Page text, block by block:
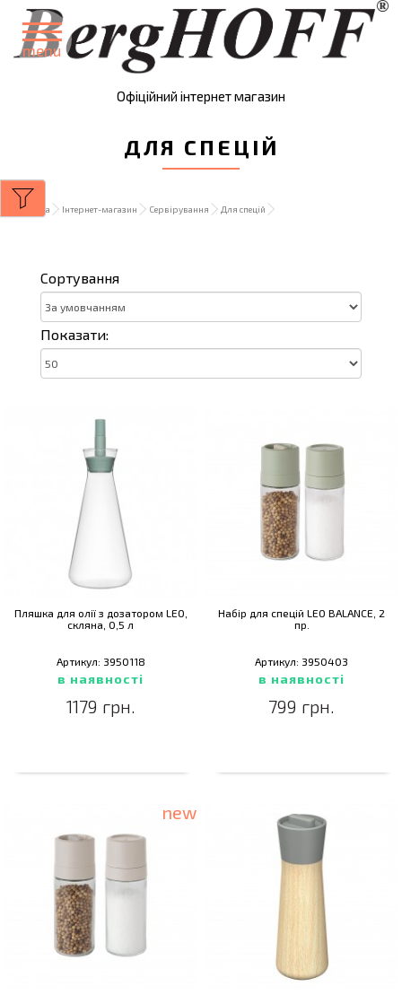
menu
Офіційний інтернет магазин
ДЛЯ СПЕЦІЙ
Головна Інтернет-магазин Сервірування Для спецій
Сортування
Показати:
Пляшка для олії з дозатором LEO,
скляна, 0,5 л
Артикул: 3950118
в наявності
1179 грн.
Набір для спецій LEO BALANCE, 2
пр.
Артикул: 3950403
в наявності
799 грн.
new